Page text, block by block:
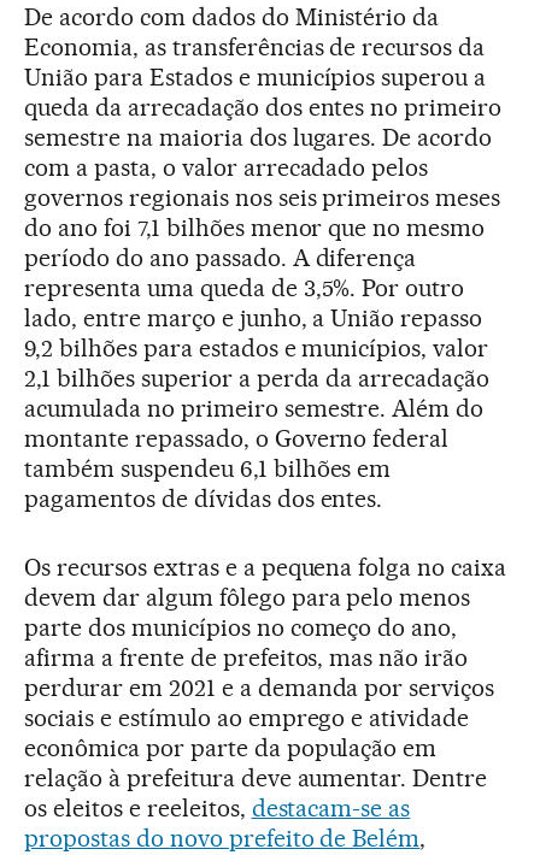
De acordo com dados do Ministério da
Economia, as transferências de recursos da
União para Estados e municípios superou a
queda da arrecadação dos entes no primeiro
semestre na maioria dos lugares. De acordo
com a pasta, o valor arrecadado pelos
governos regionais nos seis primeiros meses
do ano foi 7,1 bilhões menor que no mesmo
período do ano passado. A diferença
representa uma queda de 3,5%. Por outro
lado, entre março e junho, a União repasso
9,2 bilhões para estados e municípios, valor
2,1 bilhões superior a perda da arrecadação
acumulada no primeiro semestre. Além do
montante repassado, o Governo federal
também suspendeu 6,1 bilhões em
pagamentos de dívidas dos entes.
Os recursos extras e a pequena folga no caixa
devem dar algum fôlego para pelo menos
parte dos municípios no começo do ano,
afirma a frente de prefeitos, mas não irão
perdurar em 2021 e a demanda por serviços
sociais e estímulo ao emprego e atividade
econômica por parte da população em
relação à prefeitura deve aumentar. Dentre
os eleitos e reeleitos, destacam-se as
propostas do novo prefeito de Belém,